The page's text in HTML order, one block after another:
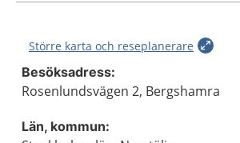
Större karta och reseplanerare
Besöksadress:
Rosenlundsvägen 2, Bergshamra
Län, kommun: